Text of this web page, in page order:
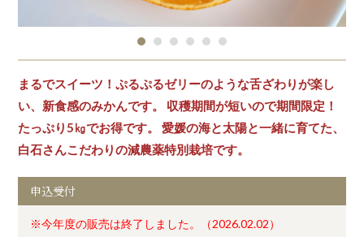
まるでスイーツ！ぷるぷるゼリーのような舌ざわりが楽し
い、新食感のみかんです。 収穫期間が短いので期間限定！
たっぷり5㎏でお得です。 愛媛の海と太陽と一緒に育てた、
白石さんこだわりの減農薬特別栽培です。
申込受付
※今年度の販売は終了しました。（2026.02.02）